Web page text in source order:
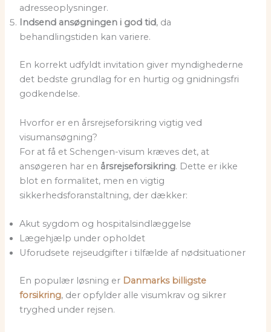
adresseoplysninger.
Indsend ansøgningen i god tid, da
behandlingstiden kan variere.
En korrekt udfyldt invitation giver myndighederne
det bedste grundlag for en hurtig og gnidningsfri
godkendelse.
Hvorfor er en årsrejseforsikring vigtig ved
visumansøgning?
For at få et Schengen-visum kræves det, at
ansøgeren har en årsrejseforsikring. Dette er ikke
blot en formalitet, men en vigtig
sikkerhedsforanstaltning, der dækker:
Akut sygdom og hospitalsindlæggelse
Lægehjælp under opholdet
Uforudsete rejseudgifter i tilfælde af nødsituationer
En populær løsning er Danmarks billigste
forsikring, der opfylder alle visumkrav og sikrer
tryghed under rejsen.